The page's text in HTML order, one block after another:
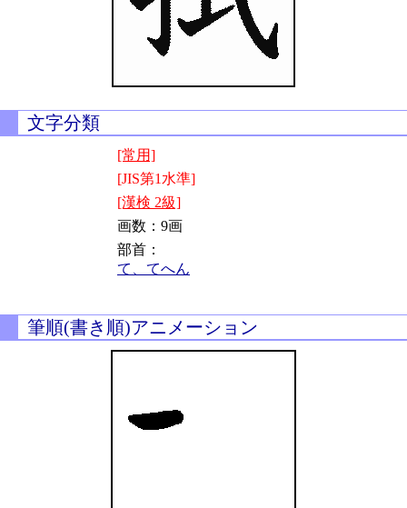
文字分類
[常用]
[JIS第1水準]
[漢検 2級]
画数：9画
部首：
て、てへん
筆順(書き順)アニメーション